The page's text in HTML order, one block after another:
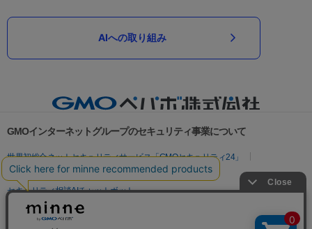
AIへの取り組み
GMOインターネットグループのセキュリティ事業について
世界初総合ネットセキュリティサービス「GMOセキュリティ24」
パスワード漏洩診断
Webサイトリスク診断
セキュリティ相談AIチャットボット
実在証明・盗聴対策